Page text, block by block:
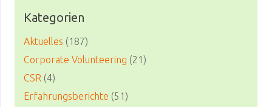
Kategorien
Aktuelles (187)
Corporate Volunteering (21)
CSR (4)
Erfahrungsberichte (51)